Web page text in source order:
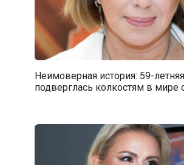
Неимоверная история: 59-
подверглась колкостям в мире